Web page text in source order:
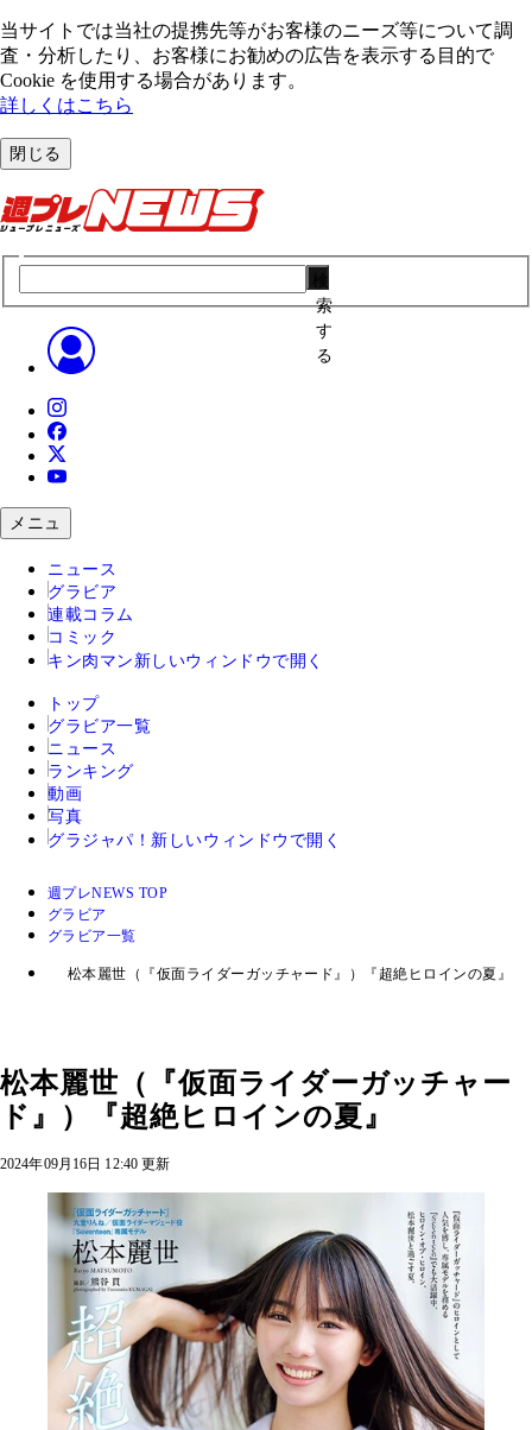
当サイトでは当社の提携先等がお客様のニーズ等について調
査・分析したり、お客様にお勧めの広告を表⽰する⽬的で
Cookie を使⽤する場合があります。
詳しくはこちら
閉じる
索
す
る
メニュ
ニュース
グラビア
連載コラム
コミック
キン肉マン 新しいウィンドウで開く
トップ
グラビア一覧
ニュース
ランキング
動画
写真
グラジャパ！ 新しいウィンドウで開く
週プレNEWS TOP
グラビア
グラビア一覧
松本麗世（『仮面ライダーガッチャード』）『超絶ヒロインの夏』
松本麗世（『仮面ライダーガッチャー
ド』）『超絶ヒロインの夏』
2024年09月16日 12:40 更新